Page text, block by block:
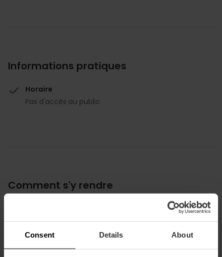
Consent Details About
Informations pratiques
Horaire
Pas d'accès au public
Comment s'y rendre
4,6,8,11,16,28,31,70,71,C1